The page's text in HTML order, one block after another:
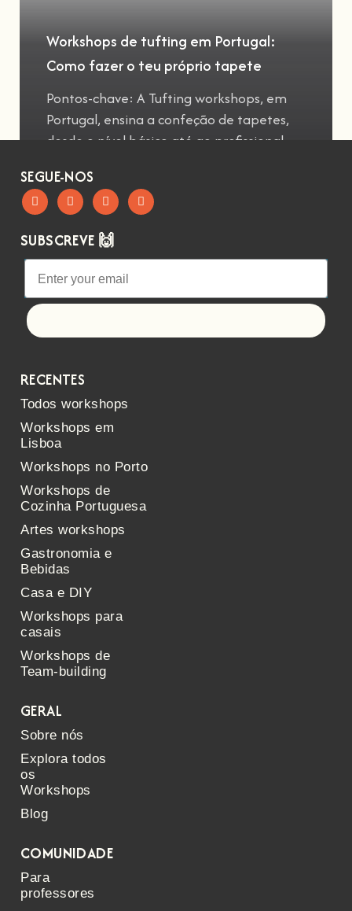
Workshops de tufting em Portugal:
Como fazer o teu próprio tapete
Pontos-chave: A Tufting workshops, em
Portugal, ensina a confeção de tapetes,
desde o nível básico até ao profissional
SEGUE-NOS
SUBSCREVE 🙌
RECENTES
Todos workshops
Workshops em
Lisboa
Workshops no Porto
Workshops de
Cozinha Portuguesa
Artes workshops
Gastronomia e
Bebidas
Casa e DIY
Workshops para
casais
Workshops de
Team-building
GERAL
Sobre nós
Explora todos
os
Workshops
Blog
COMUNIDADE
Para
professores